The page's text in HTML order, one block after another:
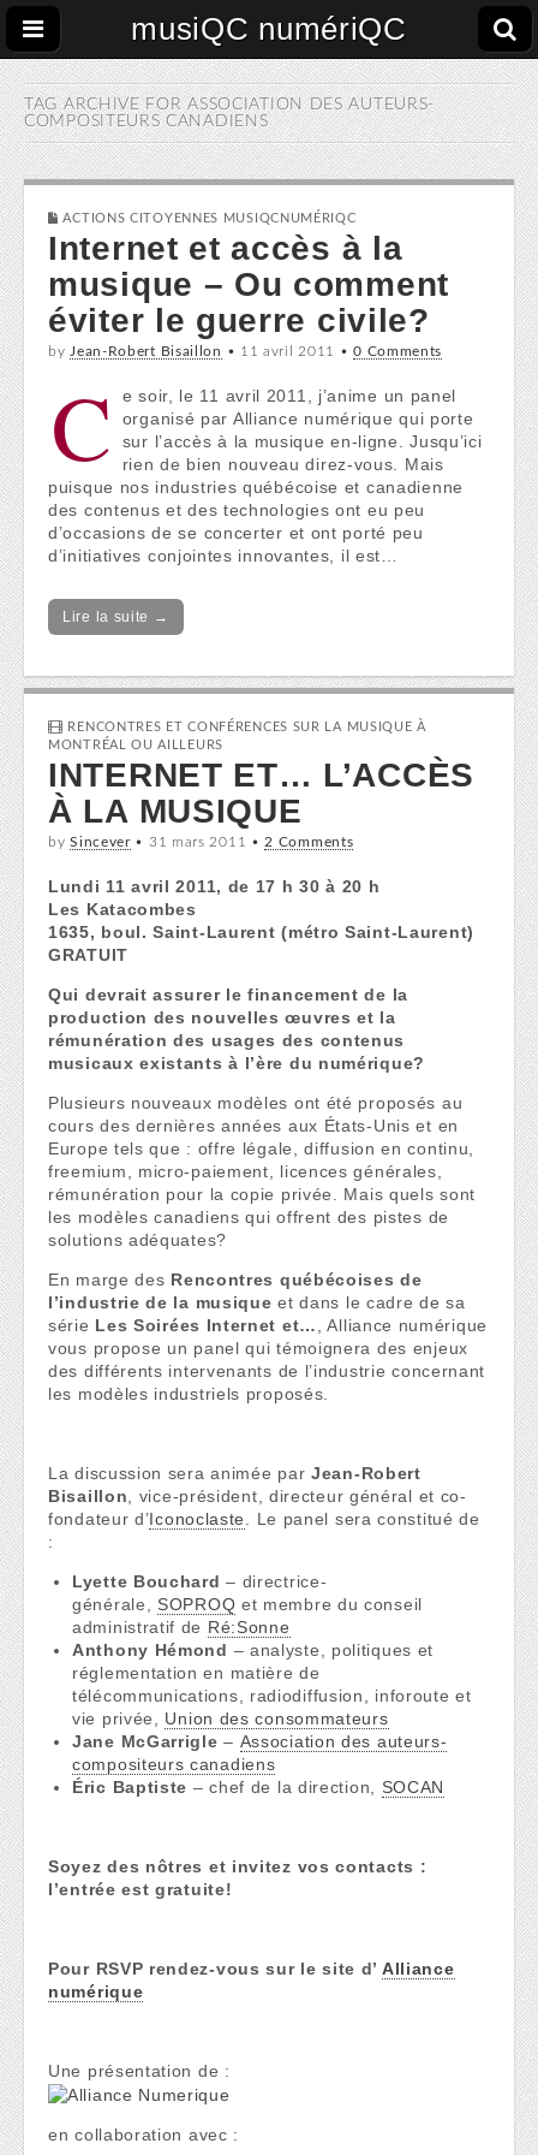
musiQC numériQC
TAG ARCHIVE FORASSOCIATION DES AUTEURS-
COMPOSITEURS CANADIENS
ACTIONS CITOYENNES MUSIQCNUMÉRIQC
Internet et accès à la
musique – Ou comment
éviter le guerre civile?
by Jean-Robert Bisaillon • 11 avril 2011 •0 Comments
C
e soir, le 11 avril 2011, j’anime un panel
organisé par Alliance numérique qui porte
sur l’accès à la musique en-ligne. Jusqu’ici
rien de bien nouveau direz-vous. Mais
puisque nos industries québécoise et canadienne
des contenus et des technologies ont eu peu
d’occasions de se concerter et ont porté peu
d’initiatives conjointes innovantes, il est…
Lire la suite →
RENCONTRES ET CONFÉRENCES SUR LA MUSIQUE À
MONTRÉAL OU AILLEURS
INTERNET ET… L’ACCÈS
À LA MUSIQUE
bySincever• 31 mars 2011 • 2 Comments
Lundi 11 avril 2011, de 17 h 30 à 20 h
Les Katacombes
1635, boul. Saint-Laurent (métro Saint-Laurent)
GRATUIT
Qui devrait assurer le financement de la
production des nouvelles œuvres et la
rémunération des usages des contenus
musicaux existants à l’ère du numérique?
Plusieurs nouveaux modèles ont été proposés au
cours des dernières années aux États-Unis et en
Europe tels que : offre légale, diffusion en continu,
freemium, micro-paiement, licences générales,
rémunération pour la copie privée. Mais quels sont
les modèles canadiens qui offrent des pistes de
solutions adéquates?
En marge des Rencontres québécoises de
l’industrie de la musiqueet dans le cadre de sa
série Les Soirées Internet et…
, Alliance numérique
vous propose un panel qui témoignera des enjeux
des différents intervenants de l’industrie concernant
les modèles industriels proposés.
La discussion sera animée par Jean-Robert
Bisaillon , vice-président, directeur général et co-
fondateur d’Iconoclaste
. Le panel sera constitué de
:
Lyette Bouchard – directrice-
générale, SOPROQ et membre du conseil
administratif de Ré:Sonne
Anthony Hémond – analyste, politiques et
réglementation en matière de
télécommunications, radiodiffusion, inforoute et
vie privée, Union des consommateurs
Jane McGarrigle – Association des auteurs-
compositeurs canadiens
Éric Baptiste – chef de la direction, SOCAN
Soyez des nôtres et invitez vos contacts :
l’entrée est gratuite!
Pour RSVP rendez-vous sur le site d’ Alliance
numérique
Une présentation de :
en collaboration avec :